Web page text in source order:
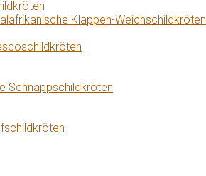
Klappen-Weichschildkröten
Schnappschildkröten